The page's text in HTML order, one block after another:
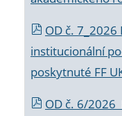
OD č.
institucionální
poskytnuté FF
OD č. 6/2026